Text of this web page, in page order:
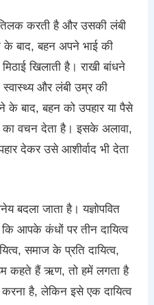
करती है और उसकी लंबी
बाद, बहन अपने भाई की
खिलाती है। राखी बांधने
और लंबी उम्र की
के बाद, बहन को उपहार या पैसे
वचन देता है। इसके अलावा,
देकर उसे आशीर्वाद भी देता
बदला जाता है। यज्ञोपवित
आपके कंधों पर तीन दायित्व
समाज के प्रति दायित्व,
कहते हैं ऋण, तो हमें लगता है
है, लेकिन इसे एक दायित्व